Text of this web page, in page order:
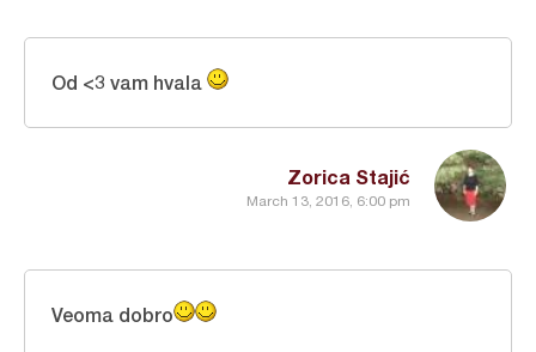
Zorica Stajić
March 13, 2016, 6:00 pm
Od <3 vam hvala
Veoma dobro